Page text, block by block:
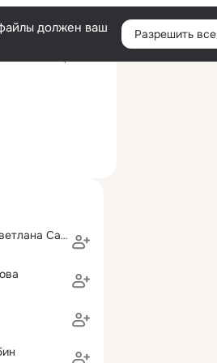
Войти
должен ваш Разрешить все
Александр и Светлана Савковы